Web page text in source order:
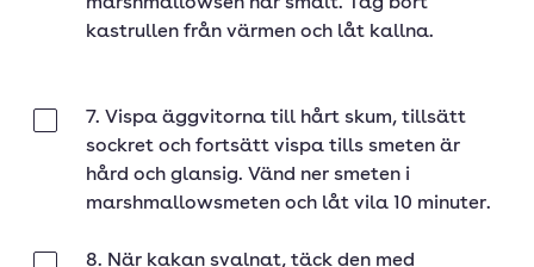
kastrullen från värmen och låt kallna.
7. Vispa äggvitorna till hårt skum, tillsätt
sockret och fortsätt vispa tills smeten är
hård och glansig. Vänd ner smeten i
marshmallowsmeten och låt vila 10 minuter.
8. När kakan svalnat, täck den med